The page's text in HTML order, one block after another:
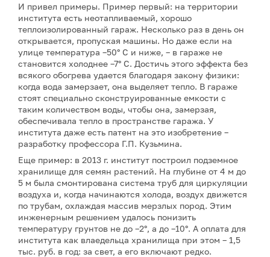
И привел примеры. Пример первый: на территории
института есть неотапливаемый, хорошо
теплоизолированный гараж. Несколько раз в день он
открывается, пропуская машины. Но даже если на
улице температура –50° С и ниже, – в гараже не
становится холоднее –7° С. Достичь этого эффекта без
всякого обогрева удается благодаря закону физики:
когда вода замерзает, она выделяет тепло. В гараже
стоят специально сконструированные емкости с
таким количеством воды, чтобы она, замерзая,
обеспечивала тепло в пространстве гаража. У
института даже есть патент на это изобретение –
разработку профессора Г.П. Кузьмина.
Еще пример: в 2013 г. институт построил подземное
хранилище для семян растений. На глубине от 4 м до
5 м была смонтирована система труб для циркуляции
воздуха и, когда начинаются холода, воздух движется
по трубам, охлаждая массив мерзлых пород. Этим
инженерным решением удалось понизить
температуру грунтов не до –2°, а до –10°. А оплата для
института как влаедельца хранилища при этом – 1,5
тыс. руб. в год: за свет, а его включают редко.